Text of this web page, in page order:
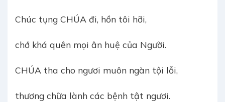
Chúc tụng CHÚA đi, hồn tôi hỡi,
chớ khá quên mọi ân huệ của Người.
CHÚA tha cho ngươi muôn ngàn tội lỗi,
thương chữa lành các bệnh tật ngươi.